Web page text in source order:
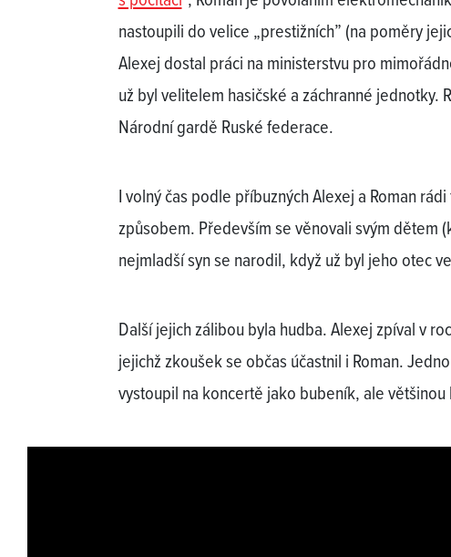
nastoupili do velice „prestižních” (na poměry
Alexej dostal práci na ministerstvu pro
už byl velitelem hasičské a záchranné jednotky.
Národní gardě Ruské federace.
I volný čas podle příbuzných Alexej a Roman
způsobem. Především se věnovali svým dětem
nejmladší syn se narodil, když už byl jeho otec
Další jejich zálibou byla hudba. Alexej zpíval v
jejichž zkoušek se občas účastnil i Roman.
vystoupil na koncertě jako bubeník, ale